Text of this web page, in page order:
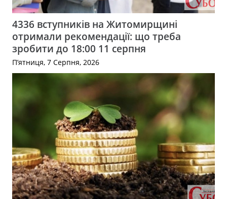
4336 вступників на Житомирщині
отримали рекомендації: що треба
зробити до 18:00 11 серпня
П’ятниця, 7 Серпня, 2026